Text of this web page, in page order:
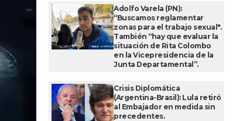
Adolfo Varela (PN):
“Buscamos reglamentar
zonas para el trabajo sexual".
También “hay que evaluar la
situación de Rita Colombo
en la Vicepresidencia de la
Junta Departamental”.
Crisis Diplomática
(Argentina-Brasil): Lula retiró
al Embajador en medida sin
precedentes.